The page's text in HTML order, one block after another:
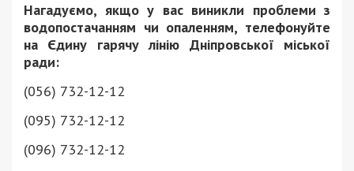
Нагадуємо, якщо у вас виникли проблеми з
водопостачанням чи опаленням, телефонуйте
на Єдину гарячу лінію Дніпровської міської
ради:
(056) 732-12-12
(095) 732-12-12
(096) 732-12-12